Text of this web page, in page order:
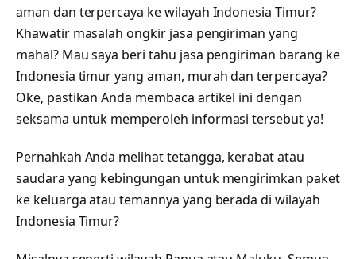
aman dan terpercaya ke wilayah Indonesia Timur?
Khawatir masalah ongkir jasa pengiriman yang
mahal? Mau saya beri tahu jasa pengiriman barang ke
Indonesia timur yang aman, murah dan terpercaya?
Oke, pastikan Anda membaca artikel ini dengan
seksama untuk memperoleh informasi tersebut ya!
Pernahkah Anda melihat tetangga, kerabat atau
saudara yang kebingungan untuk mengirimkan paket
ke keluarga atau temannya yang berada di wilayah
Indonesia Timur?